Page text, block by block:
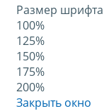
Размер шрифта
100%
125%
150%
175%
200%
Закрыть окно